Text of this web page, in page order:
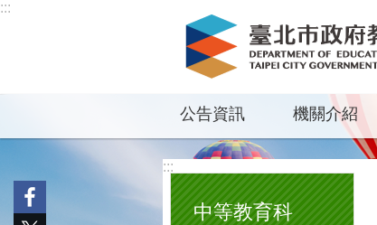
跳到主要內容區塊
:::
公告資訊 機關介紹
:::
中等教育科